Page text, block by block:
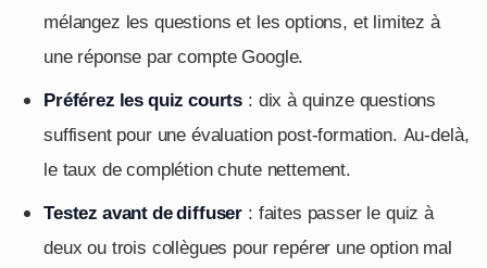
mélangez les questions et les options, et limitez à
une réponse par compte Google.
Préférez les quiz courts : dix à quinze questions
suffisent pour une évaluation post-formation. Au-delà,
le taux de complétion chute nettement.
Testez avant de diffuser : faites passer le quiz à
deux ou trois collègues pour repérer une option mal